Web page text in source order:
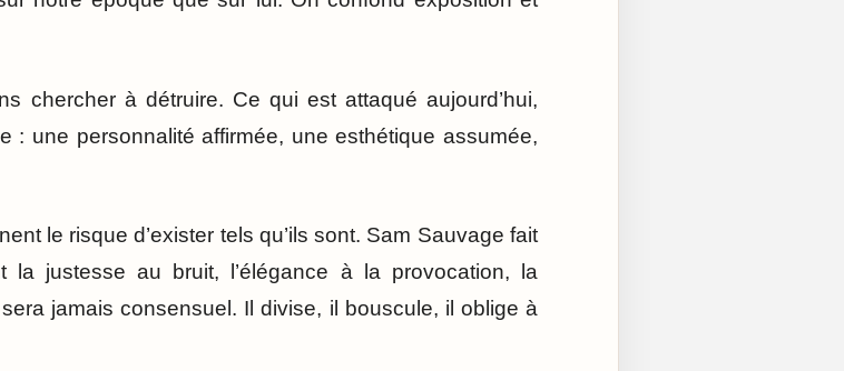
chercher à détruire. Ce qui est attaqué aujourd’hui,
: une personnalité affirmée, une esthétique assumée,
le risque d’exister tels qu’ils sont. Sam Sauvage fait
la justesse au bruit, l’élégance à la provocation, la
jamais consensuel. Il divise, il bouscule, il oblige à